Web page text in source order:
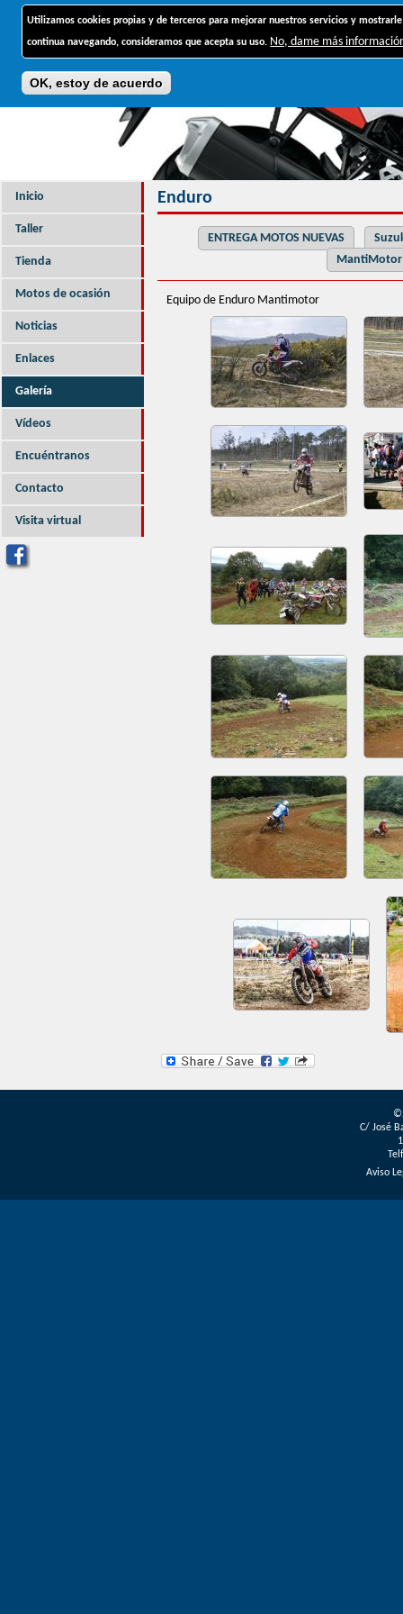
Utilizamos cookies propias y de terceros para mejorar nuestros servicios y
continua navegando, consideramos que acepta su uso. No, dame más
OK, estoy de acuerdo
Jump to navigation
Inicio
Taller
Tienda
Motos de ocasión
Noticias
Enlaces
Galería
Vídeos
Encuéntranos
Contacto
Visita virtual
Enduro
ENTREGA MOTOS NUEVAS
MantiMotor
Equipo de Enduro Mantimotor
C/ José
Aviso